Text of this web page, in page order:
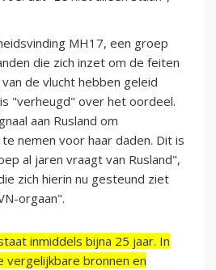
MH17, een groep
die zich inzet om de feiten
de vlucht hebben geleid
"verheugd" over het oordeel.
aan Rusland om
nemen voor haar daden. Dit is
al jaren vraagt van Rusland",
zich hierin nu gesteund ziet
orgaan".
inmiddels bijna 25 jaar. In
vergelijkbare bronnen en